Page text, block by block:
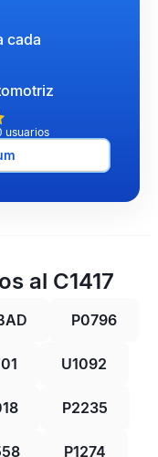
cada
usuarios
al C1417
P0796
U1092
P2235
P1274